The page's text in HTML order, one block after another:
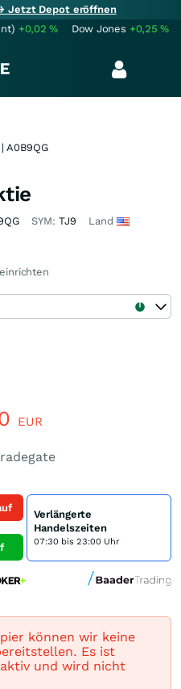
Jetzt Depot eröffnen
+0,02% Dow Jones +0,25%
A0B9QG
SYM: TJ9 Land
EUR
Verlängerte
Handelszeiten
07:30 bis 23:00 Uhr
können wir keine
Es ist
und wird nicht